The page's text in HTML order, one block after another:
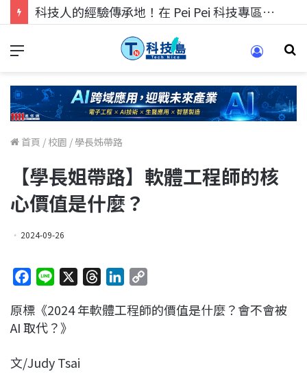
科技人找工作，就到TECH+ 科技專區!
首頁 / 校園 / 學長姊帶路
【學長姐帶路】軟體工程師的核
心價值是什麼？
2024-09-26
c
e
o
n
e
r
n
p
原標《2024 年軟體工程師的價值是什麼？會不會被
AI 取代？》
文/Judy Tsai